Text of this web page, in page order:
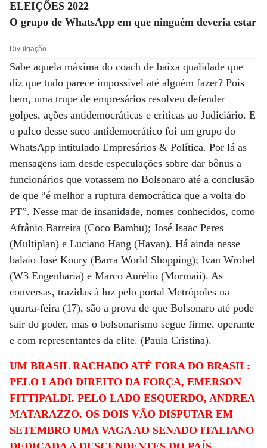
ELEIÇÕES 2022
O grupo de WhatsApp em que ninguém deveria estar
Divulgação
Sabe aquela máxima do coach de baixa qualidade que
diz que tudo parece impossível até alguém fazer? Pois
bem, uma trupe de empresários resolveu defender
golpes, ações antidemocráticas e críticas ao Judiciário. E
o palco desse suco antidemocrático foi um grupo do
WhatsApp intitulado Empresários & Política. Por lá as
mensagens iam desde especulações sobre dar bônus a
funcionários que votassem no Bolsonaro até a conclusão
de que “é melhor a ruptura democrática que a volta do
PT”. Nesse mar de insanidade, nomes conhecidos, como
Afrânio Barreira (Coco Bambu); José Isaac Peres
(Multiplan) e Luciano Hang (Havan). Há ainda nesse
balaio José Koury (Barra World Shopping); Ivan Wrobel
(W3 Engenharia) e Marco Aurélio (Mormaii). As
conversas, trazidas à luz pelo portal Metrópoles na
quarta-feira (17), são a prova de que Bolsonaro até pode
sair do poder, mas o bolsonarismo segue firme, operante
e com representantes da elite. (Paula Cristina).
UM BRASIL RACHADO ATÉ FORA DO BRASIL:
PELO LADO DIREITO DA FORÇA, EMERSON
FITTIPALDI. PELO LADO ESQUERDO, ANDREA
MATARAZZO. OS DOIS VÃO DISPUTAR EM
SETEMBRO UMA VAGA AO SENADO ITALIANO